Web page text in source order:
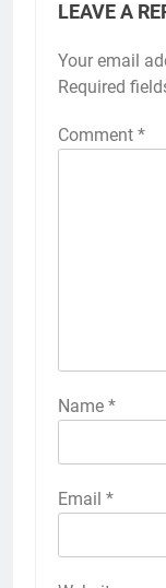
LEAVE A
Your email
Required
Comment *
Name *
Email *